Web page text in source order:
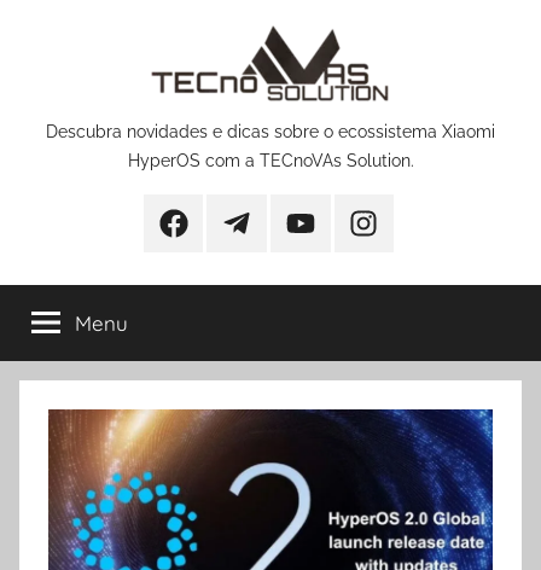
Descubra novidades e dicas sobre o ecossistema Xiaomi
HyperOS com a TECnoVAs Solution.
FacebookTelegramYouTubeInstagram
Menu